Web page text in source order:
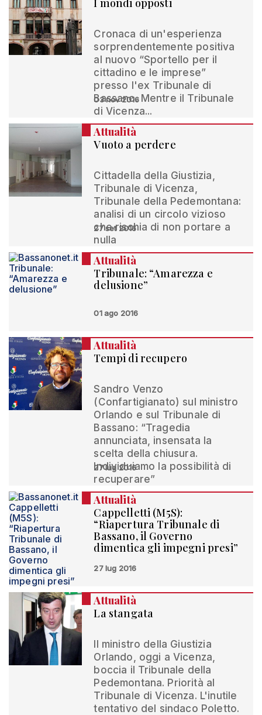
I mondi opposti
Cronaca di un'esperienza
sorprendentemente positiva
al nuovo “Sportello per il
cittadino e le imprese”
presso l'ex Tribunale di
Bassano. Mentre il Tribunale
di Vicenza...
03 nov 2016
Attualità
Vuoto a perdere
Cittadella della Giustizia,
Tribunale di Vicenza,
Tribunale della Pedemontana:
analisi di un circolo vizioso
che rischia di non portare a
nulla
27 set 2016
Attualità
Tribunale: “Amarezza e
delusione”
01 ago 2016
Attualità
Tempi di recupero
Sandro Venzo
(Confartigianato) sul ministro
Orlando e sul Tribunale di
Bassano: “Tragedia
annunciata, insensata la
scelta della chiusura.
Individuiamo la possibilità di
recuperare”
27 lug 2016
Attualità
Cappelletti (M5S):
“Riapertura Tribunale di
Bassano, il Governo
dimentica gli impegni presi”
27 lug 2016
Attualità
La stangata
Il ministro della Giustizia
Orlando, oggi a Vicenza,
boccia il Tribunale della
Pedemontana. Priorità al
Tribunale di Vicenza. L'inutile
tentativo del sindaco Poletto.